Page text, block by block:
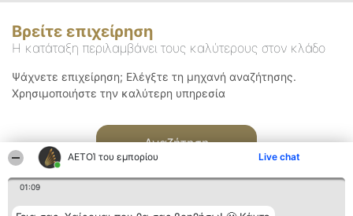
ΑΕΤΟΊ του εμπορίου Live chat
01:09
Βρείτε επιχείρηση
Η κατάταξη περιλαμβάνει τους καλύτερους στον κλάδο
Ψάχνετε επιχείρηση; Ελέγξτε τη μηχανή αναζήτησης.
Χρησιμοποιήστε την καλύτερη υπηρεσία
Αναζήτηση